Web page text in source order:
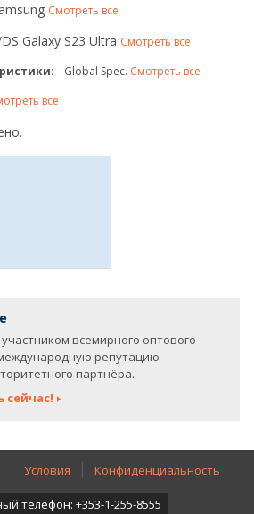
Смотреть все
Galaxy S23 Ultra Смотреть все
Global Spec. Смотреть все
все
всемирного оптового
репутацию
партнёра.
сейчас!
Условия Конфиденциальность
телефон: +353-1-255-8555